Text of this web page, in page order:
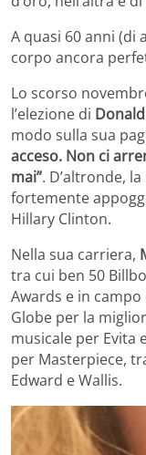
A quasi 60 anni (di
corpo ancora
Lo scorso
l’elezione di
modo sulla sua
acceso. Non ci
mai”. D’altronde,
fortemente
Hillary Clinton.
Nella sua carriera,
tra cui ben 50
Awards e in
Globe per la
musicale per Evita
per Masterpiece,
Edward e Wallis.